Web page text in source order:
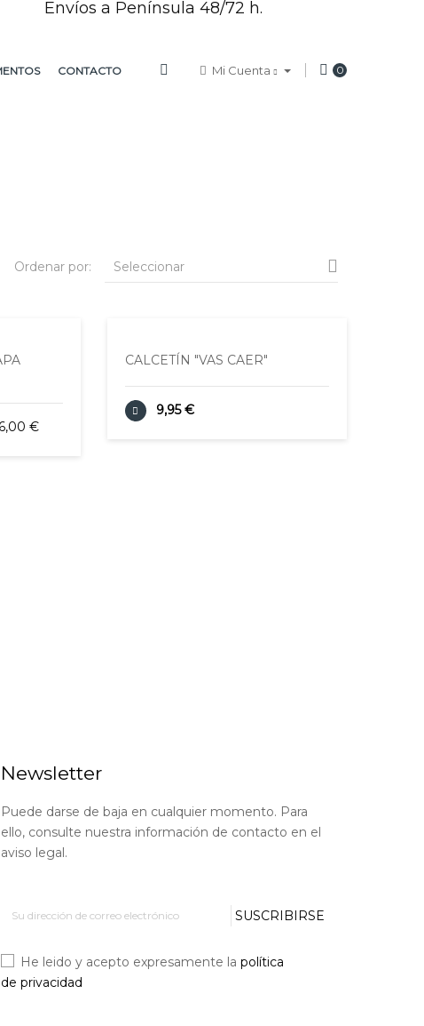
Envíos a Península 48/72 h.
CONTACTO Mi Cuenta 0
Ordenar por: Seleccionar 
€
CALCETÍN "VAS CAER"
9,95 €
Newsletter
Puede darse de baja en cualquier momento. Para
ello, consulte nuestra información de contacto en el
aviso legal.
SUSCRIBIRSE
He leido y acepto expresamente la política
de privacidad